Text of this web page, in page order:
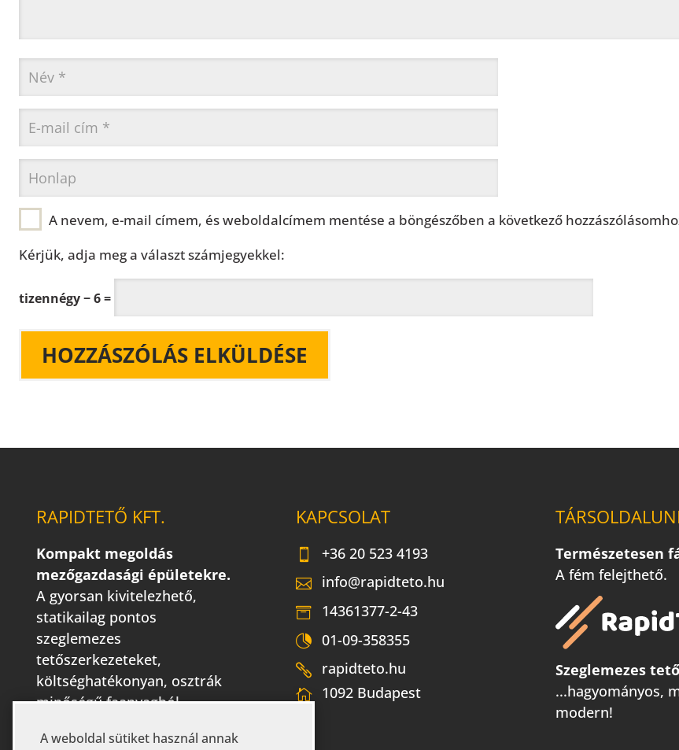
A weboldal sütiket használ annak
A nevem, e-mail címem, és weboldalcímem mentése a böngészőben a következő
Kérjük, adja meg a választ számjegyekkel:
tizennégy − 6 =
RAPIDTETŐ KFT.
Kompakt megoldás
mezőgazdasági épületekre.
A gyorsan kivitelezhető,
statikailag pontos
szeglemezes
tetőszerkezeteket,
költséghatékonyan, osztrák
minőségű faanyagból
KAPCSOLAT
+36 20 523 4193
info@rapidteto.hu
14361377-2-43
01-09-358355
rapidteto.hu
1092 Budapest
Természetesen
A fém felejthető.
Szeglemezes
...hagyományos,
modern!